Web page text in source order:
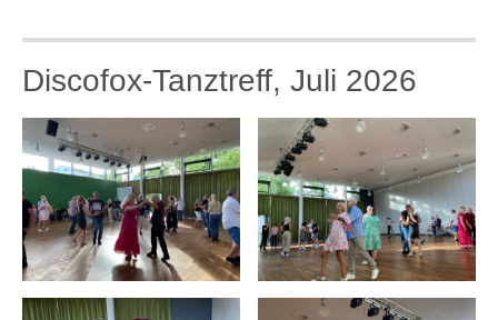
Discofox-Tanztreff, Juli 2026